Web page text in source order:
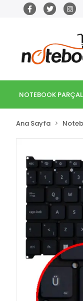
NOTEBOOK
Ana Sayfa